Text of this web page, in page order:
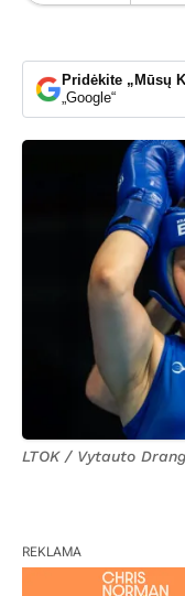
Pridėkite „Mūsų
„Google“
LTOK / Vytauto
REKLAMA